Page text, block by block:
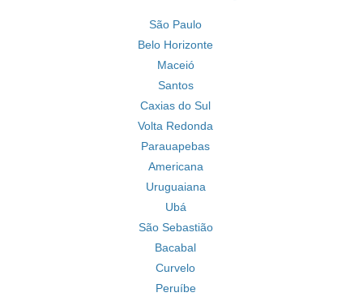
São Paulo
Belo Horizonte
Maceió
Santos
Caxias do Sul
Volta Redonda
Parauapebas
Americana
Uruguaiana
Ubá
São Sebastião
Bacabal
Curvelo
Peruíbe